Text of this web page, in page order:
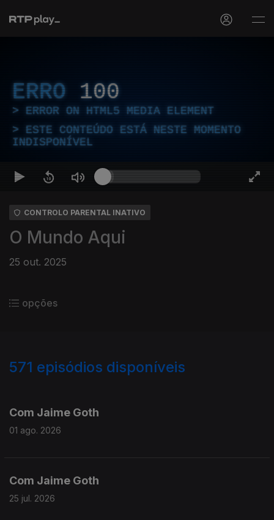
ERRO 100
ERROR ON HTML5 MEDIA ELEMENT
ESTE CONTEÚDO ESTÁ NESTE MOMENTO
INDISPONÍVEL
CONTROLO PARENTAL INATIVO
O Mundo Aqui
25 out. 2025
opções
571 episódios disponíveis
Com Jaime Goth
01 ago. 2026
Com Jaime Goth
25 jul. 2026